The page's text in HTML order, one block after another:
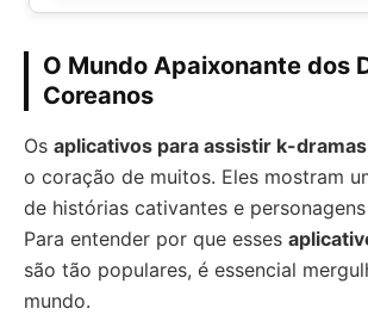
O Mundo Apaixonante dos
Coreanos
Os aplicativos para assistir k-dramas
o coração de muitos. Eles mostram
de histórias cativantes e
Para entender por que esses
são tão populares, é essencial
mundo.